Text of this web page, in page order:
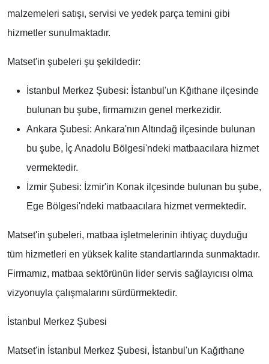
malzemeleri satışı, servisi ve yedek parça temini gibi
hizmetler sunulmaktadır.
Matset'in şubeleri şu şekildedir:
İstanbul Merkez Şubesi: İstanbul'un Kğıthane ilçesinde
bulunan bu şube, firmamızın genel merkezidir.
Ankara Şubesi: Ankara'nın Altındağ ilçesinde bulunan
bu şube, İç Anadolu Bölgesi'ndeki matbaacılara hizmet
vermektedir.
İzmir Şubesi: İzmir'in Konak ilçesinde bulunan bu şube,
Ege Bölgesi'ndeki matbaacılara hizmet vermektedir.
Matset'in şubeleri, matbaa işletmelerinin ihtiyaç duyduğu
tüm hizmetleri en yüksek kalite standartlarında sunmaktadır.
Firmamız, matbaa sektörünün lider servis sağlayıcısı olma
vizyonuyla çalışmalarını sürdürmektedir.
İstanbul Merkez Şubesi
Matset'in İstanbul Merkez Şubesi, İstanbul'un Kağıthane